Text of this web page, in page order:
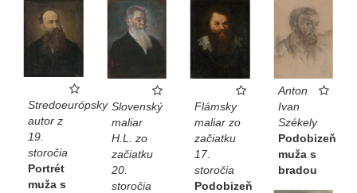
Stredoeurópsky
autor z
19.
storočia
Portrét
muža s
Slovenský
maliar
H.L. zo
začiatku
20.
storočia
Flámsky
maliar zo
začiatku
17.
storočia
Podobizeň
Anton
Ivan
Székely
Podobizeň
muža s
bradou